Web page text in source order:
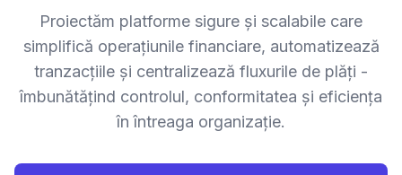
Proiectăm platforme sigure și scalabile care
simplifică operațiunile financiare, automatizează
tranzacțiile și centralizează fluxurile de plăți -
îmbunătățind controlul, conformitatea și eficiența
în întreaga organizație.